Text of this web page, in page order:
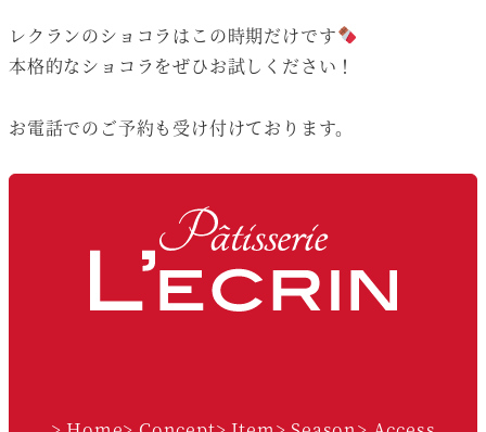
レクランのショコラはこの時期だけです
本格的なショコラをぜひお試しください！
お電話でのご予約も受け付けております。